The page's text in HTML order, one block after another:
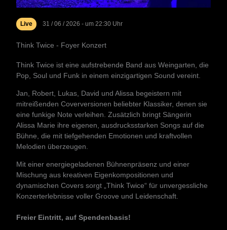
Live 31 / 06 / 2026 - um 22:30 Uhr
Think Twice - Foyer Konzert
Think Twice ist eine aufstrebende Band aus Weingarten, die
Pop, Soul und Funk in einem einzigartigen Sound vereint.
Jan, Robert, Lukas, David und Alissa begeistern mit
mitreißenden Coverversionen beliebter Klassiker, denen sie
eine funkige Note verleihen. Zusätzlich bringt Sängerin
Alissa Marie ihre eigenen, ausdrucksstarken Songs auf die
Bühne, die mit tiefgehenden Emotionen und kraftvollen
Melodien überzeugen.
Mit einer energiegeladenen Bühnenpräsenz und einer
Mischung aus kreativen Eigenkompositionen und
dynamischen Covers sorgt „Think Twice“ für unvergessliche
Konzerterlebnisse voller Groove und Leidenschaft.
Freier Eintritt, auf Spendenbasis!